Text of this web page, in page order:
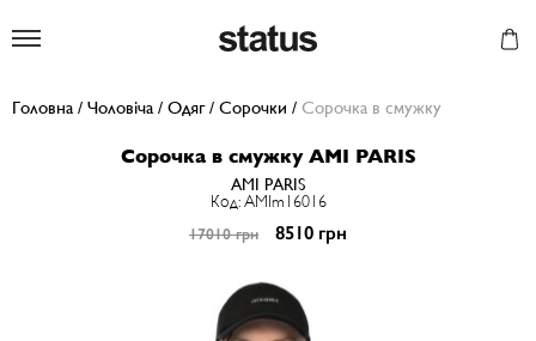
Головна / Чоловіча / Одяг/ Сорочки / Сорочка в смужку
Сорочка в смужку AMI PARIS
AMI PARIS
Код: AMIm16016
17010 грн 8510 грн